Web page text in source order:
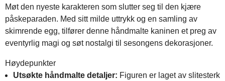
Møt den nyeste karakteren som slutter seg til den kjære
påskeparaden. Med sitt milde uttrykk og en samling av
skimrende egg, tilfører denne håndmalte kaninen et preg av
eventyrlig magi og søt nostalgi til sesongens dekorasjoner.
Høydepunkter
Utsøkte håndmalte detaljer: Figuren er laget av slitesterk